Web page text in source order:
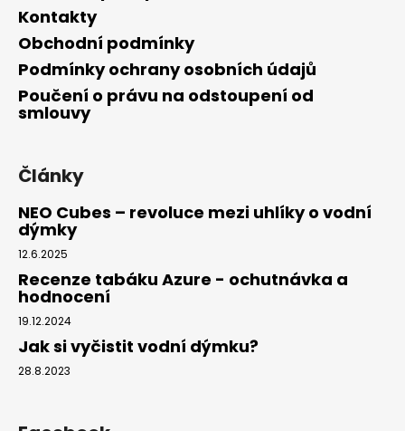
Kontakty
Obchodní podmínky
Podmínky ochrany osobních údajů
Poučení o právu na odstoupení od
smlouvy
Články
NEO Cubes – revoluce mezi uhlíky o vodní
dýmky
12.6.2025
Recenze tabáku Azure - ochutnávka a
hodnocení
19.12.2024
Jak si vyčistit vodní dýmku?
28.8.2023